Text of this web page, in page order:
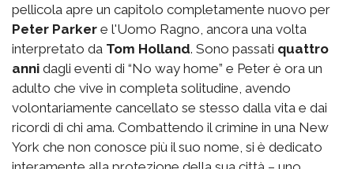
pellicola apre un capitolo completamente nuovo per
Peter Parker e l'Uomo Ragno, ancora una volta
interpretato da Tom Holland. Sono passati quattro
anni dagli eventi di “No way home” e Peter è ora un
adulto che vive in completa solitudine, avendo
volontariamente cancellato se stesso dalla vita e dai
ricordi di chi ama. Combattendo il crimine in una New
York che non conosce più il suo nome, si è dedicato